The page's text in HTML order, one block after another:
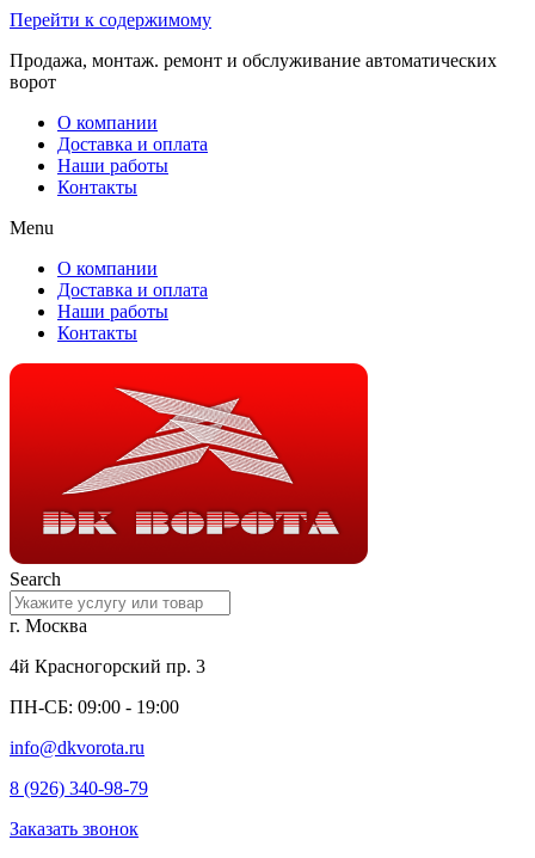
Перейти к содержимому
Продажа, монтаж. ремонт и обслуживание автоматических
ворот
О компании
Доставка и оплата
Наши работы
Контакты
Menu
О компании
Доставка и оплата
Наши работы
Контакты
Search
г. Москва
4й Красногорский пр. 3
ПН-СБ: 09:00 - 19:00
info@dkvorota.ru
8 (926) 340-98-79
Заказать звонок